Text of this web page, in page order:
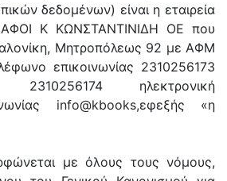
δεδομένων) είναι η εταιρεία
Κ ΚΩΝΣΤΑΝΤΙΝΙΔΗ ΟΕ που
Μητροπόλεως 92 με ΑΦΜ
επικοινωνίας 2310256173
ηλεκτρονική
info@kbooks,εφεξής «η
με όλους τους νόμους,